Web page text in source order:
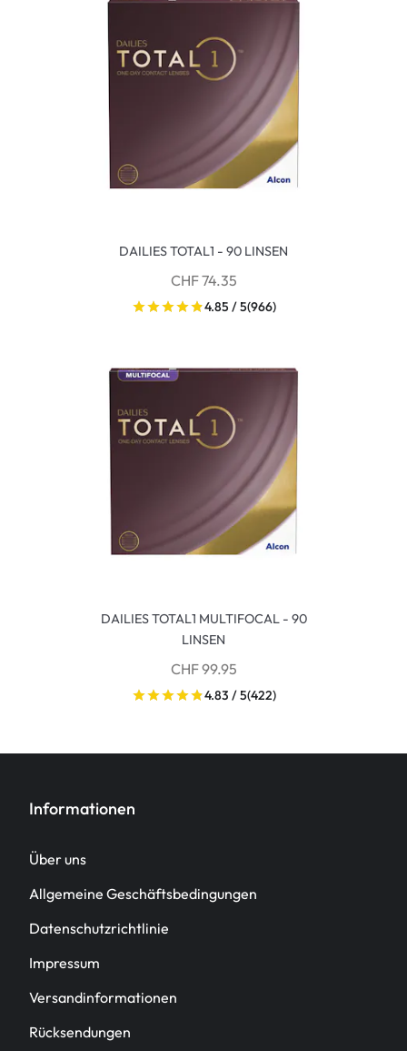
DAILIES TOTAL1 - 90 LINSEN
CHF 74.35
4.85 / 5(966)
DAILIES TOTAL1 MULTIFOCAL - 90
LINSEN
CHF 99.95
4.83 / 5(422)
Informationen
Über uns
Allgemeine Geschäftsbedingungen
Datenschutzrichtlinie
Impressum
Versandinformationen
Rücksendungen